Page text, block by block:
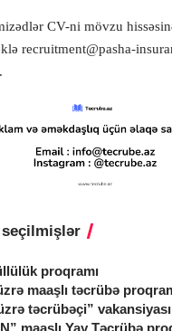
CV-ni mövzu
recruitment@pasha-
proqramı
maaşlı təcrübə
təcrübəçi” vakansiyası